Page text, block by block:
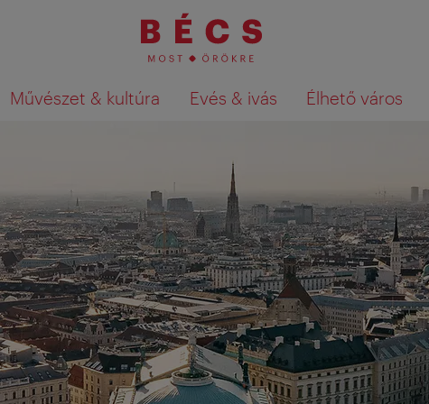
Művészet & kultúra Evés & ivás Élhető város